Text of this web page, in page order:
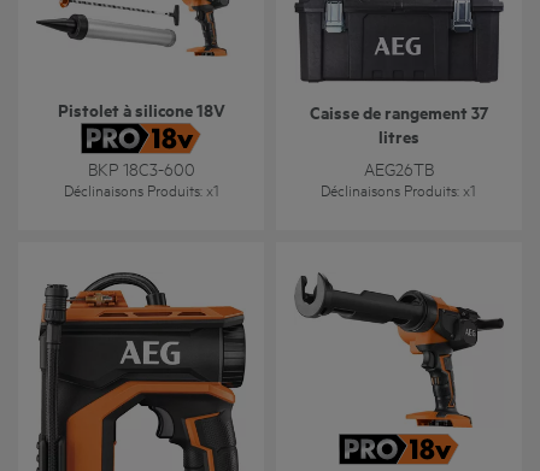
Pistolet à silicone 18V
BKP 18C3-600
Déclinaisons Produits: x1
Caisse de rangement 37
litres
AEG26TB
Déclinaisons Produits: x1
Mini compresseur 18V Pistolet à silicone 18V